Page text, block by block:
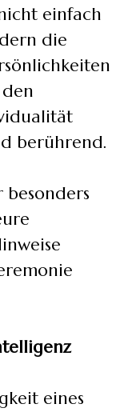
einfach
die
berührend.
besonders
eines